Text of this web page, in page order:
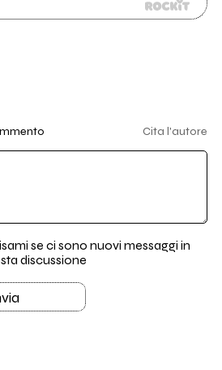
Cita l'autore
se ci sono nuovi messaggi in
discussione